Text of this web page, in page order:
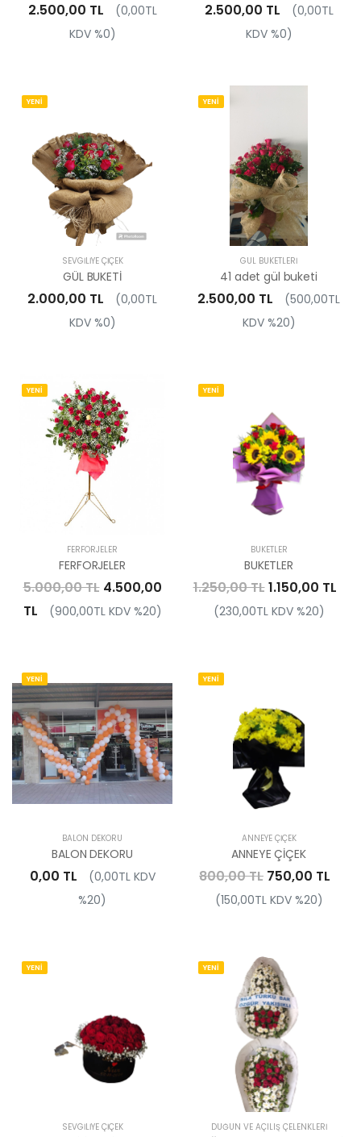
2.500,00 TL
(0,00TL
KDV %0)
2.500,00 TL
(0,00TL
KDV %0)
YENİ
SEVGILIYE ÇIÇEK
GÜL BUKETİ
2.000,00 TL
(0,00TL
KDV %0)
YENİ
GÜL BUKETLERI
41 adet gül buketi
2.500,00 TL
(500,00TL
KDV %20)
YENİ
FERFORJELER
FERFORJELER
5.000,00 TL 4.500,00
TL
(900,00TL KDV %20)
YENİ
BUKETLER
BUKETLER
1.250,00 TL1.150,00 TL
(230,00TL KDV %20)
YENİ
BALON DEKORU
BALON DEKORU
0,00 TL
(0,00TL KDV
%20)
YENİ
ANNEYE ÇIÇEK
ANNEYE ÇİÇEK
800,00 TL 750,00 TL
(150,00TL KDV %20)
YENİ
SEVGILIYE ÇIÇEK
YENİ
DÜĞÜN VE AÇILIŞ ÇELENKLERI